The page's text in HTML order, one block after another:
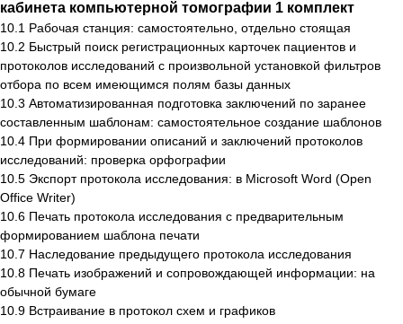
кабинета компьютерной томографии 1 комплект
10.1 Рабочая станция: самостоятельно, отдельно стоящая
10.2 Быстрый поиск регистрационных карточек пациентов и
протоколов исследований с произвольной установкой фильтров
отбора по всем имеющимся полям базы данных
10.3 Автоматизированная подготовка заключений по заранее
составленным шаблонам: самостоятельное создание шаблонов
10.4 При формировании описаний и заключений протоколов
исследований: проверка орфографии
10.5 Экспорт протокола исследования: в Microsoft Word (Open
Office Writer)
10.6 Печать протокола исследования с предварительным
формированием шаблона печати
10.7 Наследование предыдущего протокола исследования
10.8 Печать изображений и сопровождающей информации: на
обычной бумаге
10.9 Встраивание в протокол схем и графиков